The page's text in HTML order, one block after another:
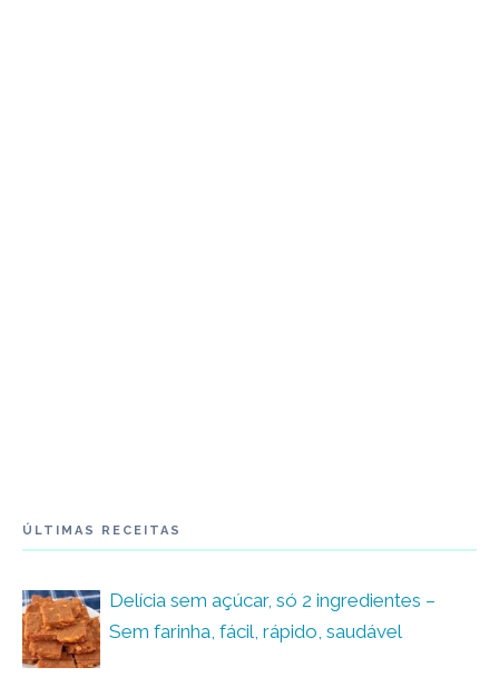
ÚLTIMAS RECEITAS
Delícia sem açúcar, só 2 ingredientes –
Sem farinha, fácil, rápido, saudável